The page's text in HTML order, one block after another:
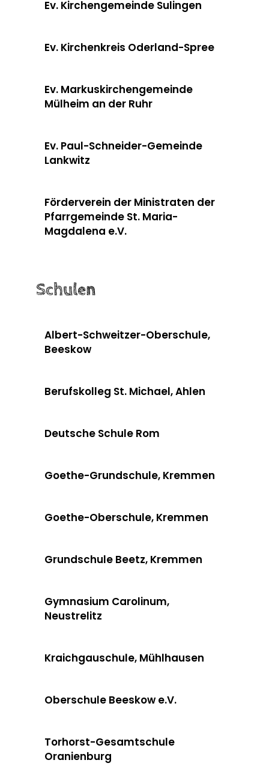
Ev. Kirchengemeinde Sulingen
Ev. Kirchenkreis Oderland-Spree
Ev. Markuskirchengemeinde
Mülheim an der Ruhr
Ev. Paul-Schneider-Gemeinde
Lankwitz
Förderverein der Ministraten der
Pfarrgemeinde St. Maria-
Magdalena e.V.
Schulen
Albert-Schweitzer-Oberschule,
Beeskow
Berufskolleg St. Michael, Ahlen
Deutsche Schule Rom
Goethe-Grundschule, Kremmen
Goethe-Oberschule, Kremmen
Grundschule Beetz, Kremmen
Gymnasium Carolinum,
Neustrelitz
Kraichgauschule, Mühlhausen
Oberschule Beeskow e.V.
Torhorst-Gesamtschule
Oranienburg